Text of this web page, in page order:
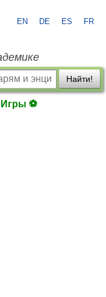
EN DE ES FR
Найти!
Игры ⚽